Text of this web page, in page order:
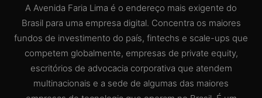
A Avenida Faria Lima é o endereço mais exigente do
Brasil para uma empresa digital. Concentra os maiores
fundos de investimento do país, fintechs e scale-ups que
competem globalmente, empresas de private equity,
escritórios de advocacia corporativa que atendem
multinacionais e a sede de algumas das maiores